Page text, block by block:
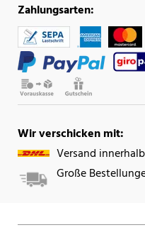
Zahlungsarten:
Wir verschicken mit:
Versand
Große